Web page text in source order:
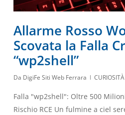
Allarme Rosso
Scovata la Falla
“wp2shell”
Da DigiFe Siti Web Ferrara CURIOSITÀ
Falla "wp2shell": Oltre 500
Rischio RCE Un fulmine a ciel